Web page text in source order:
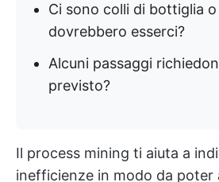
Ci sono colli di bottiglia
dovrebbero esserci?
Alcuni passaggi
previsto?
Il process mining ti aiuta a
inefficienze in modo da poter